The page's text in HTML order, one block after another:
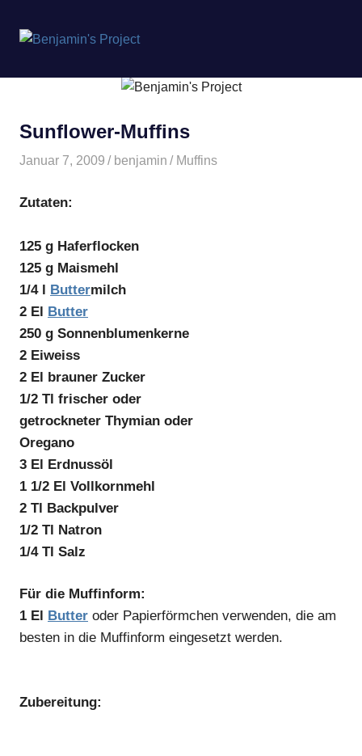
springen
Project
Sunflower-Muffins
Januar 7, 2009 benjamin Muffins
Zutaten:
125 g Haferflocken
125 g Maismehl
1/4 l Buttermilch
2 El Butter
250 g Sonnenblumenkerne
2 Eiweiss
2 El brauner Zucker
1/2 Tl frischer oder
getrockneter Thymian oder
Oregano
3 El Erdnussöl
1 1/2 El Vollkornmehl
2 Tl Backpulver
1/2 Tl Natron
1/4 Tl Salz
Für die Muffinform:
1 El Butter oder Papierförmchen verwenden, die am
besten in die Muffinform eingesetzt werden.
Zubereitung: